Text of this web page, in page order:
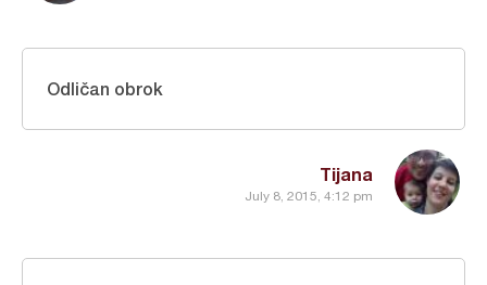
Tijana
July 8, 2015, 4:12 pm
Odličan obrok